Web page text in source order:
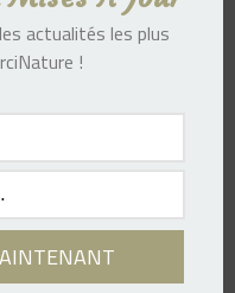
actualités les plus
!